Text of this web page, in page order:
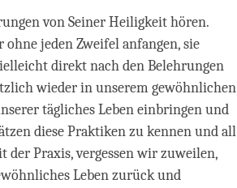
von Seiner Heiligkeit hören.
jeden Zweifel anfangen, sie
direkt nach den Belehrungen
wieder in unserem gewöhnlichen
tägliches Leben einbringen und
diese Praktiken zu kennen und all
Praxis, vergessen wir zuweilen,
Leben zurück und